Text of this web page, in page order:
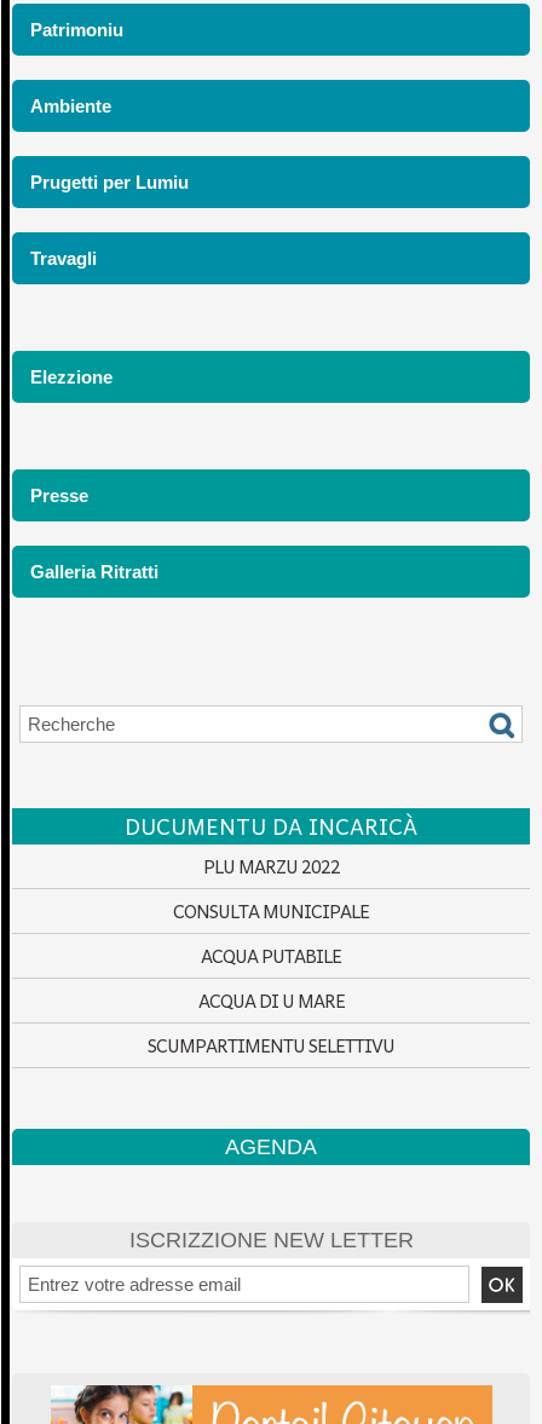
Patrimoniu
Ambiente
Prugetti per Lumiu
Travagli
Elezzione
Presse
Galleria Ritratti
DUCUMENTU DA INCARICÀ
PLU MARZU 2022
CONSULTA MUNICIPALE
ACQUA PUTABILE
ACQUA DI U MARE
SCUMPARTIMENTU SELETTIVU
AGENDA
ISCRIZZIONE NEW LETTER